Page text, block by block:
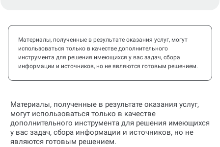
Материалы, полученные в результате оказания услуг, могут
использоваться только в качестве дополнительного
инструмента для решения имеющихся у вас задач, сбора
информации и источников, но не являются готовым решением.
Материалы, полученные в результате оказания услуг,
могут использоваться только в качестве
дополнительного инструмента для решения имеющихся
у вас задач, сбора информации и источников, но не
являются готовым решением.